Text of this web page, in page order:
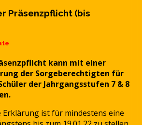
Präsenzpflicht (bis
kann mit einer
der Sorgeberechtigten für
der Jahrgangsstufen 7 & 8
Erklärung ist für mindestens eine